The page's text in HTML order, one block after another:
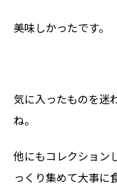
美味しかったです。
気に入ったものを迷
ね。
他にもコレクション
っくり集めて大事に